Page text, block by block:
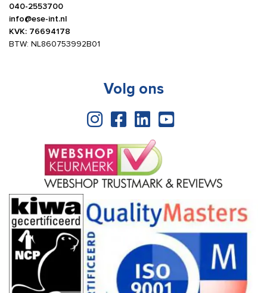
040-2553700
info@ese-int.nl
KVK: 76694178
BTW: NL860753992B01
Volg ons